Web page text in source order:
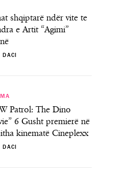
shqiptarë ndër vite te
e Artit “Agimi”
DACI
Patrol: The Dino
6 Gusht premierë në
kinematë Cineplexx
DACI